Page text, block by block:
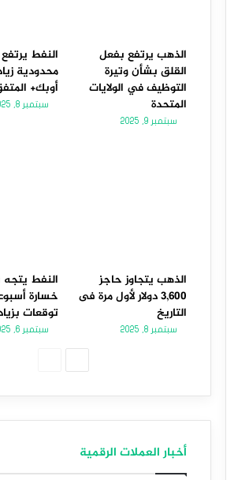
الذهب يرتفع بفعل
القلق بشأن وتيرة
التوظيف في الولايات
المتحدة
سبتمبر 9, 2025
النفط
محدودية
أوبك+
سبتمبر 8, 2025
الذهب يتجاوز حاجز
3,600 دولار لأول مرة فى
التاريخ
سبتمبر 8, 2025
النفط
خسارة
توقعات
سبتمبر 6, 2025
أخبار العملات الرقمية